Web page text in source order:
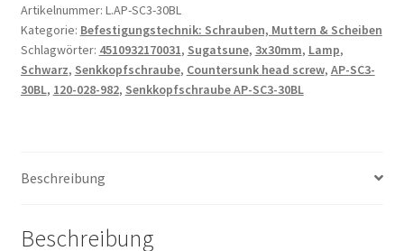
AP-
SC3-
30BL,
von
(Japan)
Artikelnummer: L.AP-SC3-30BL
Kategorie: Befestigungstechnik: Schrauben, Muttern & Scheiben
Schlagwörter: 4510932170031, Sugatsune, 3x30mm, Lamp,
Schwarz, Senkkopfschraube, Countersunk head screw, AP-SC3-
30BL, 120-028-982, Senkkopfschraube AP-SC3-30BL
Beschreibung
Beschreibung